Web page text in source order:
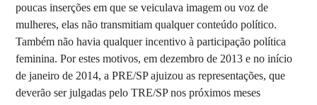
poucas inserções em que se veiculava imagem ou voz de
mulheres, elas não transmitiam qualquer conteúdo político.
Também não havia qualquer incentivo à participação política
feminina. Por estes motivos, em dezembro de 2013 e no início
de janeiro de 2014, a PRE/SP ajuizou as representações, que
deverão ser julgadas pelo TRE/SP nos próximos meses